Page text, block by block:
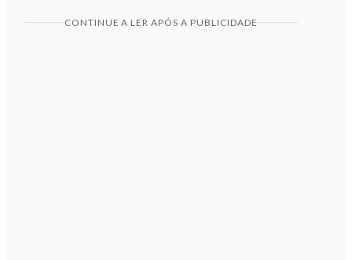
CONTINUE A LER APÓS A PUBLICIDADE